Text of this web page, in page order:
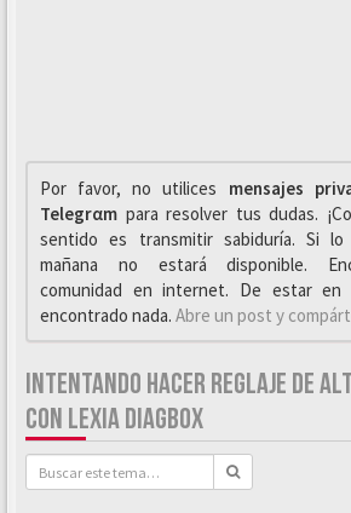
Por favor, no utilices mensajes
Telegrαm para resolver tus dudas.
sentido es transmitir sabiduría. Si
mañana no estará disponible.
comunidad en internet. De estar en
encontrado nada. Abre un post y
INTENTANDO HACER REGLAJE DE
CON LEXIA DIAGBOX